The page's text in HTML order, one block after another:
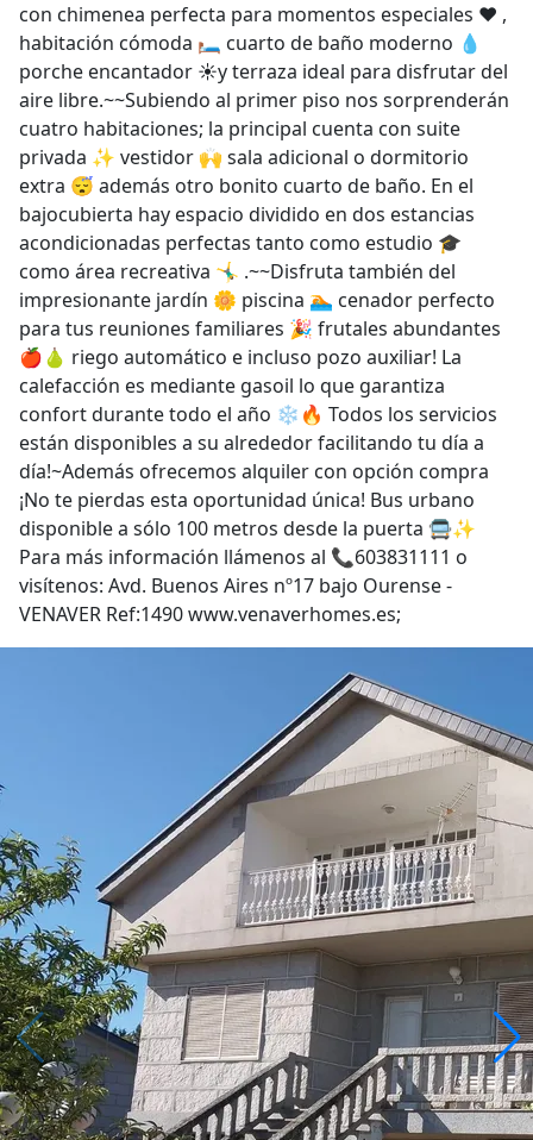
con chimenea perfecta para momentos especiales ❤️ ,
habitación cómoda 🛏️ cuarto de baño moderno 💧
porche encantador ☀️y terraza ideal para disfrutar del
aire libre.~~Subiendo al primer piso nos sorprenderán
cuatro habitaciones; la principal cuenta con suite
privada ✨ vestidor 🙌 sala adicional o dormitorio
extra 😴 además otro bonito cuarto de baño. En el
bajocubierta hay espacio dividido en dos estancias
acondicionadas perfectas tanto como estudio 🎓
como área recreativa 🤸‍♂️ .~~Disfruta también del
impresionante jardín 🌼 piscina 🏊 cenador perfecto
para tus reuniones familiares 🎉 frutales abundantes
🍎🍐 riego automático e incluso pozo auxiliar! La
calefacción es mediante gasoil lo que garantiza
confort durante todo el año ❄🔥 Todos los servicios
están disponibles a su alrededor facilitando tu día a
día!~Además ofrecemos alquiler con opción compra
¡No te pierdas esta oportunidad única! Bus urbano
disponible a sólo 100 metros desde la puerta 🚍✨
Para más información llámenos al 📞603831111 o
visítenos: Avd. Buenos Aires nº17 bajo Ourense -
VENAVER Ref:1490 www.venaverhomes.es;